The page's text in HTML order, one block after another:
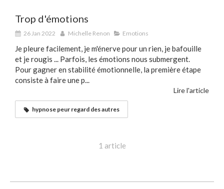
Trop d'émotions
26 Jan 2022 Michelle Renon Emotions
Je pleure facilement, je m'énerve pour un rien, je bafouille
et je rougis ... Parfois, les émotions nous submergent.
Pour gagner en stabilité émotionnelle, la première étape
consiste à faire une p...
Lire l'article
hypnose peur regard des autres
1 article